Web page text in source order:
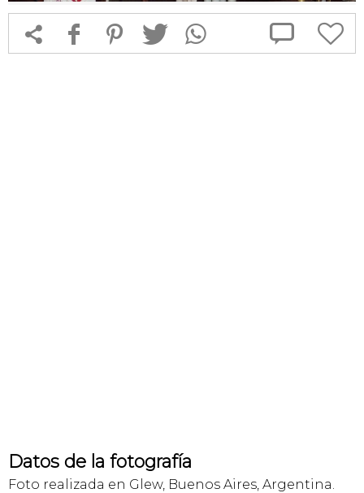
 f 1 T  
Datos de la fotografía
Foto realizada en Glew, Buenos Aires, Argentina.